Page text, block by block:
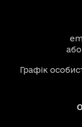
або
Графік